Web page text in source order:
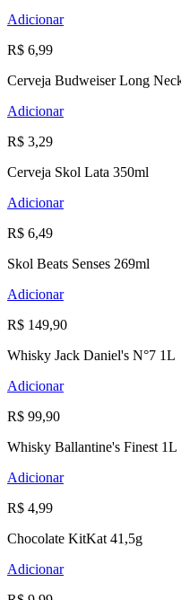
Adicionar
R$ 6,99
Cerveja Budweiser Long
Adicionar
R$ 3,29
Cerveja Skol Lata 350ml
Adicionar
R$ 6,49
Skol Beats Senses 269ml
Adicionar
R$ 149,90
Whisky Jack Daniel's N°7 1L
Adicionar
R$ 99,90
Whisky Ballantine's Finest 1L
Adicionar
R$ 4,99
Chocolate KitKat 41,5g
Adicionar